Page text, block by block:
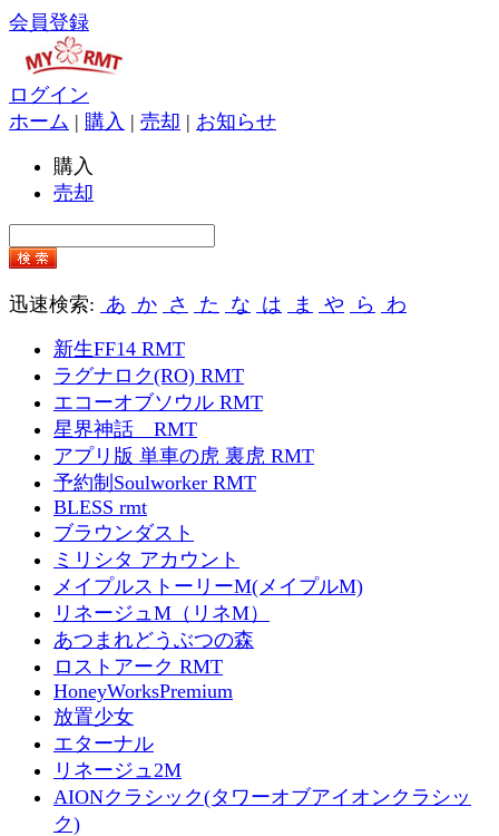
会員登録
ログイン
ホーム | 購入 | 売却 | お知らせ
購入
売却
迅速検索: あ か さ た な は ま や ら わ
新生FF14 RMT
ラグナロク(RO) RMT
エコーオブソウル RMT
星界神話 RMT
アプリ版 単車の虎 裏虎 RMT
予約制Soulworker RMT
BLESS rmt
ブラウンダスト
ミリシタ アカウント
メイプルストーリーM(メイプルM)
リネージュM（リネM）
あつまれどうぶつの森
ロストアーク RMT
HoneyWorksPremium
放置少女
エターナル
リネージュ2M
AIONクラシック(タワーオブアイオンクラシッ
ク)